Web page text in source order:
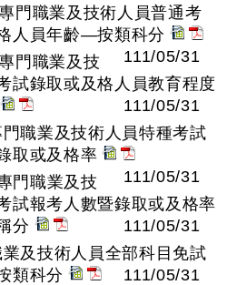
門職業及技術人員普通考
人員年齡—按類科分
111/05/31
門職業及技
試錄取或及格人員教育程度
111/05/31
職業及技術人員特種考試
取或及格率
111/05/31
門職業及技
試報考人數暨錄取或及格率
分
111/05/31
及技術人員全部科目免試
類科分
111/05/31